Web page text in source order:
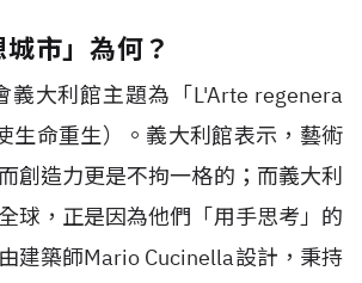
市」為何？
義大利館主題為「L'Arte regenera
生命重生）。義大利館表示，藝術
創造力更是不拘一格的；而義大利
球，正是因為他們「用手思考」的
建築師Mario Cucinella設計，秉持